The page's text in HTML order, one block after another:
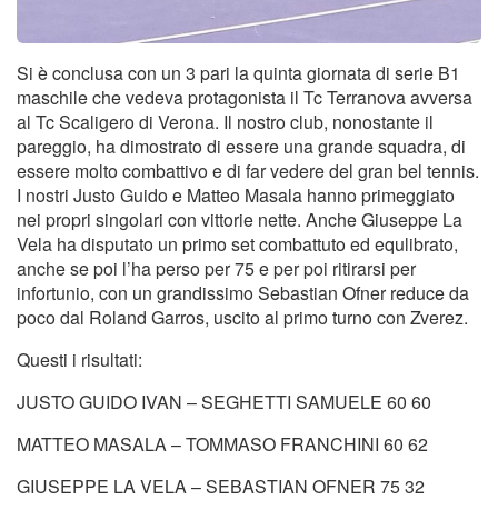
Si è conclusa con un 3 pari la quinta giornata di serie B1
maschile che vedeva protagonista il Tc Terranova avversa
al Tc Scaligero di Verona. Il nostro club, nonostante il
pareggio, ha dimostrato di essere una grande squadra, di
essere molto combattivo e di far vedere del gran bel tennis.
I nostri Justo Guido e Matteo Masala hanno primeggiato
nei propri singolari con vittorie nette. Anche Giuseppe La
Vela ha disputato un primo set combattuto ed equlibrato,
anche se poi l’ha perso per 75 e per poi ritirarsi per
infortunio, con un grandissimo Sebastian Ofner reduce da
poco dal Roland Garros, uscito al primo turno con Zverez.
Questi i risultati:
JUSTO GUIDO IVAN – SEGHETTI SAMUELE 60 60
MATTEO MASALA – TOMMASO FRANCHINI 60 62
GIUSEPPE LA VELA – SEBASTIAN OFNER 75 32